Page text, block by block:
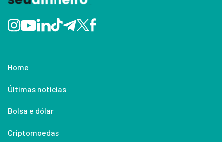
Home
Últimas notícias
Bolsa e dólar
Criptomoedas